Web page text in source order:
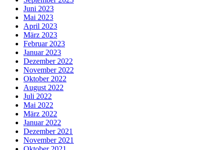
Juni 2023
Mai 2023
April 2023
März 2023
Februar 2023
Januar 2023
Dezember 2022
November 2022
Oktober 2022
August 2022
Juli 2022
Mai 2022
März 2022
Januar 2022
Dezember 2021
November 2021